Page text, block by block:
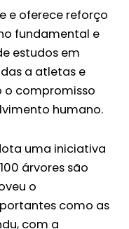
e oferece reforço
fundamental e
estudos em
a atletas e
o compromisso
humano.
uma iniciativa
árvores são
o
como as
com a